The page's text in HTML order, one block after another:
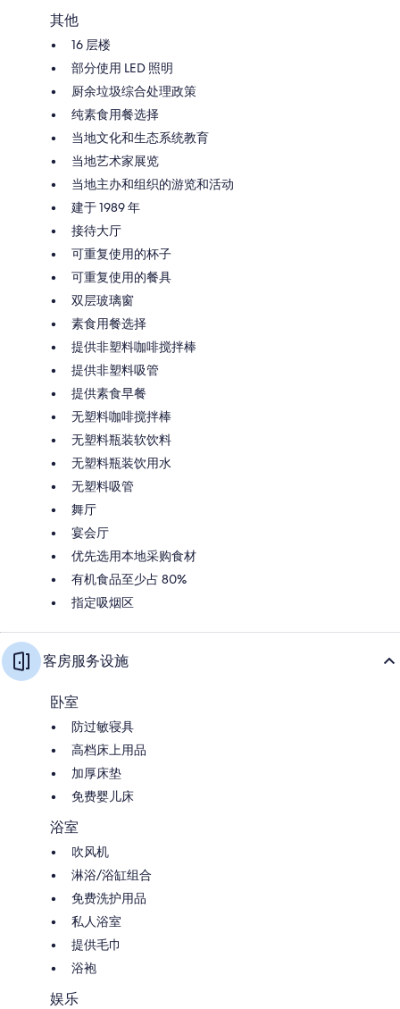
其他
16 层楼
部分使用 LED 照明
厨余垃圾综合处理政策
纯素食用餐选择
当地文化和生态系统教育
当地艺术家展览
当地主办和组织的游览和活动
建于 1989 年
接待大厅
可重复使用的杯子
可重复使用的餐具
双层玻璃窗
素食用餐选择
提供非塑料咖啡搅拌棒
提供非塑料吸管
提供素食早餐
无塑料咖啡搅拌棒
无塑料瓶装软饮料
无塑料瓶装饮用水
无塑料吸管
舞厅
宴会厅
优先选用本地采购食材
有机食品至少占 80%
指定吸烟区
客房服务设施
卧室
防过敏寝具
高档床上用品
加厚床垫
免费婴儿床
浴室
吹风机
淋浴/浴缸组合
免费洗护用品
私人浴室
提供毛巾
浴袍
娱乐